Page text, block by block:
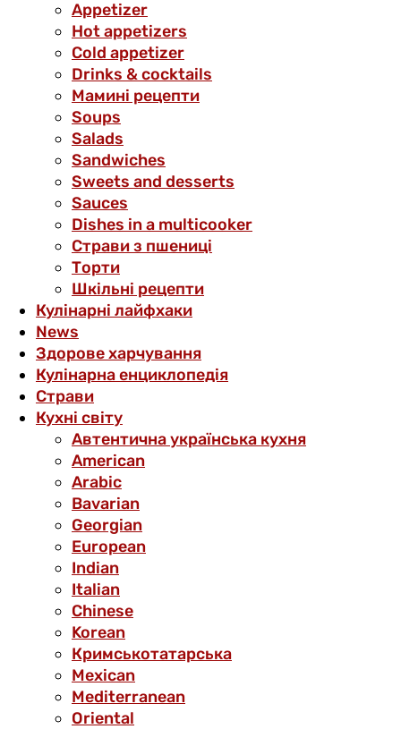
Аppetizer
Hot appetizers
Cold appetizer
Drinks & cocktails
Мамині рецепти
Soups
Salads
Sandwiches
Sweets and desserts
Sauces
Dishes in a multicooker
Страви з пшениці
Торти
Шкільні рецепти
Кулінарні лайфхаки
News
Здорове харчування
Кулінарна енциклопедія
Страви
Кухні світу
Автентична українська кухня
American
Arabic
Bavarian
Georgian
European
Indian
Italian
Chinese
Korean
Кримськотатарська
Mexican
Mediterranean
Oriental